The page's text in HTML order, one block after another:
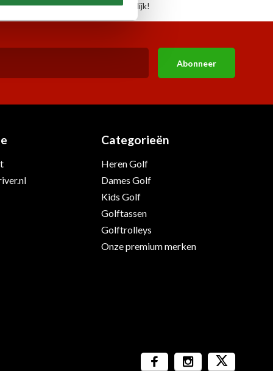
mogelijk!
Abonneer
Categorieën
Heren Golf
Dames Golf
Kids Golf
Golftassen
Golftrolleys
Onze premium merken